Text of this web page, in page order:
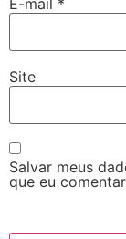
Site
Salvar meus
que eu